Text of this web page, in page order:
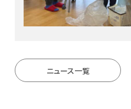
ニュース一覧